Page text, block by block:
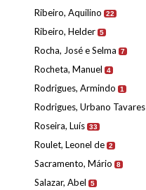
Ribeiro, Aquilino 22
Ribeiro, Helder 5
Rocha, José e Selma 7
Rocheta, Manuel 4
Rodrigues, Armindo 1
Rodrigues, Urbano Tavares
Roseira, Luís 33
Roulet, Leonel de 2
Sacramento, Mário 8
Salazar, Abel 5